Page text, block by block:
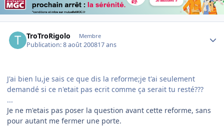
TroTroRigolo Membre
Publication:8 août 200817 ans
J'ai bien lu,je sais ce que dis la reforme;je t'ai seulement
demandé si ce n'etait pas ecrit comme ça serait tu resté???
...
Je ne m'etais pas poser la question avant cette reforme, sans
pour autant me fermer une porte.